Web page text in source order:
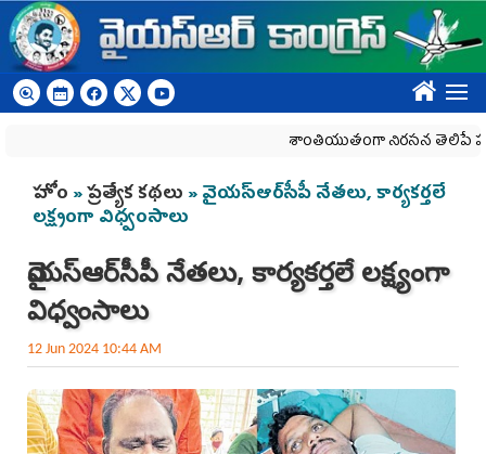
Skip to main content
????
శాంతియుతంగా నిరసన తెలిపే హక్కును
You are here
హోం »ప్రత్యేక కథలు » వైయ‌స్ఆర్‌సీపీ నేతలు, కార్యకర్తలే
లక్ష్యంగా విధ్వంసాలు
వైయ‌స్ఆర్‌సీపీ నేతలు, కార్యకర్తలే లక్ష్యంగా
విధ్వంసాలు
12 Jun 2024 10:44 AM